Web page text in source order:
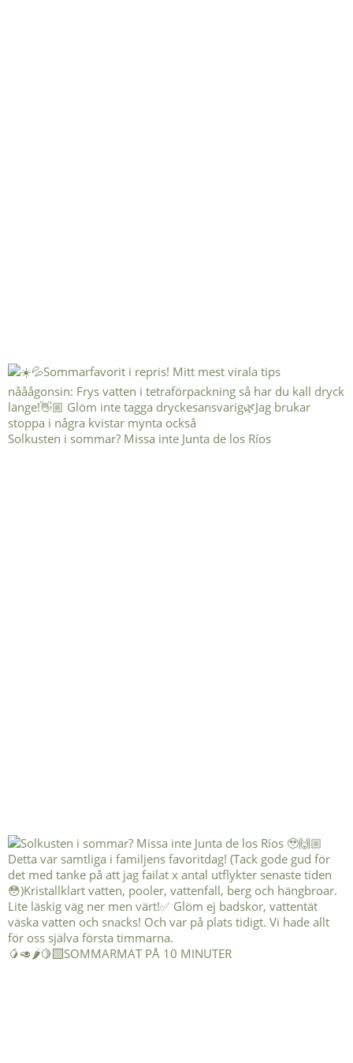
Solkusten i sommar? Missa inte Junta de los Ríos
🥭🥑🌶️🍋‍🟩SOMMARMAT PÅ 10 MINUTER